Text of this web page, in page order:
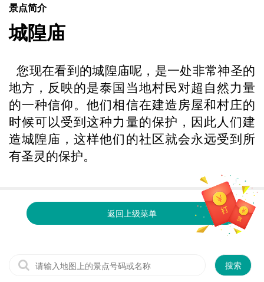
景点简介
城隍庙
您现在看到的城隍庙呢，是一处非常神圣的
地方，反映的是泰国当地村民对超自然力量
的一种信仰。他们相信在建造房屋和村庄的
时候可以受到这种力量的保护 ，因此人们建
造城隍庙，这样他们的社区就会永远受到所
有圣灵的保护。
返回上级菜单
搜索